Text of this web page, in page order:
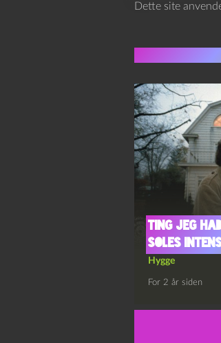
Dette site
Ting jeg
soles
Hygge
For 2 år siden